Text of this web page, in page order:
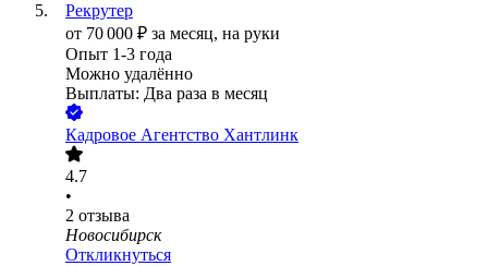
Рекрутер
от 70 000 ₽ за месяц, на руки
Опыт 1-3 года
Можно удалённо
Выплаты: Два раза в месяц
Кадровое Агентство Хантлинк
4.7
•
2 отзыва
Новосибирск
Откликнуться